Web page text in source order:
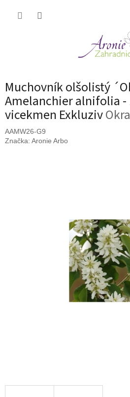
Muchovník olšolistý
Amelanchier alnifolia -
vicekmen Exkluziv
AAMW26-G9
Značka: Aronie Arbo